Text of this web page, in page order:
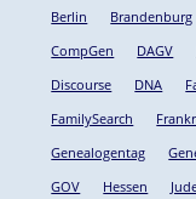
Berlin
Brandenburg
CompGen
DAGV
Discourse
DNA
FamilySearch
Genealogentag
GOV
Hessen